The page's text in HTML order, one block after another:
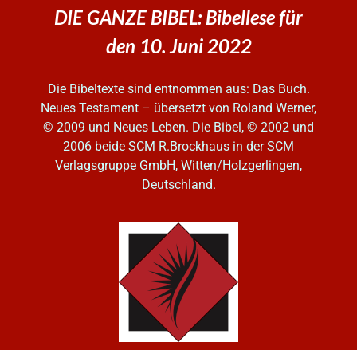
DIE GANZE BIBEL: Bibellese für
den 10. Juni 2022
Die Bibeltexte sind entnommen aus: Das Buch.
Neues Testament – übersetzt von Roland Werner,
© 2009 und Neues Leben. Die Bibel, © 2002 und
2006 beide SCM R.Brockhaus in der SCM
Verlagsgruppe GmbH, Witten/Holzgerlingen,
Deutschland.